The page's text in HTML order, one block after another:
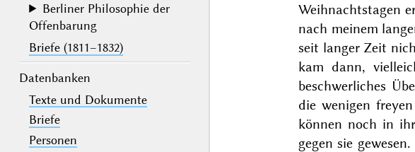
Berliner Philosophie der
Offenbarung
Briefe (1811–1832)
Datenbanken
Texte und Dokumente
Briefe
Personen
Weihnachtstagen
nach meinem
seit langer Zeit
kam dann,
beschwerliches
die wenigen
können noch in
gegen sie